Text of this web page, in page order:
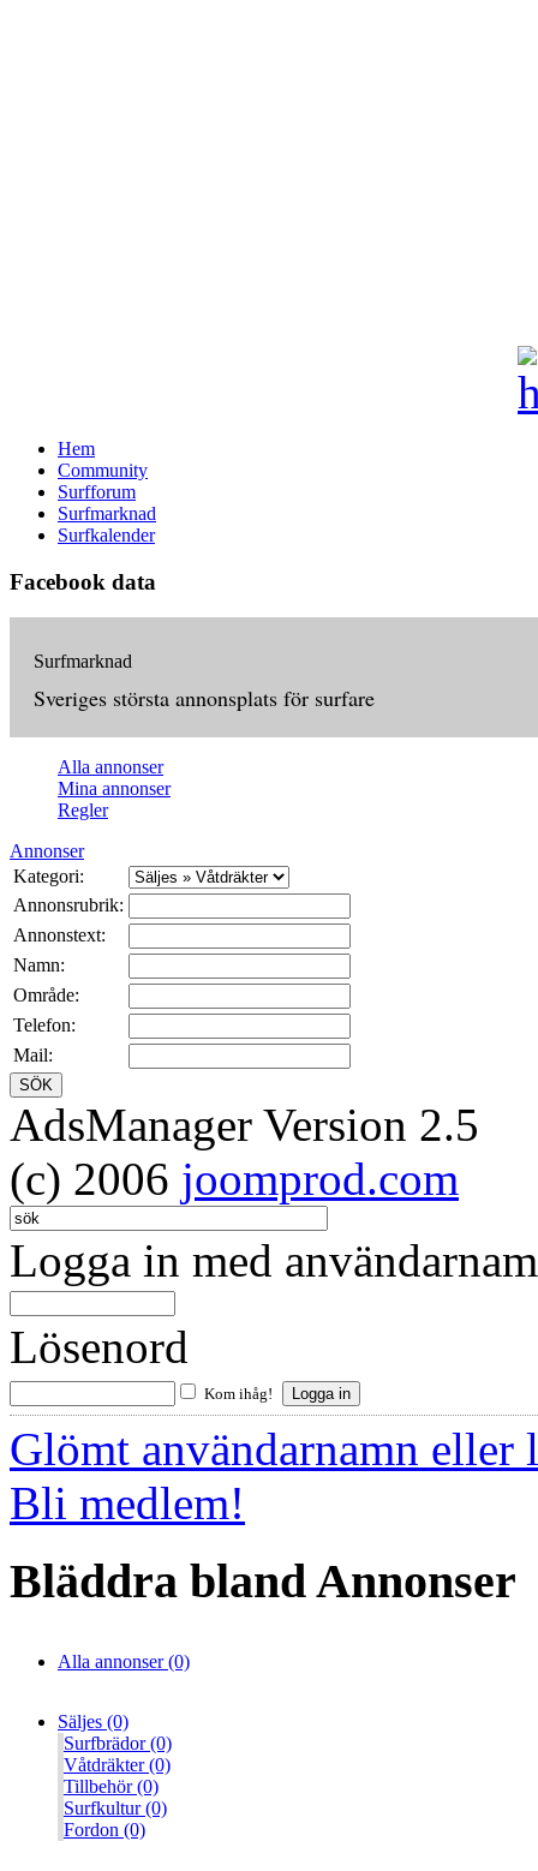
Hem
Community
Surfforum
Surfmarknad
Surfkalender
Facebook data
Surfmarknad
Sveriges största annonsplats för surfare
Alla annonser
Mina annonser
Regler
Annonser
Kategori:
Annonsrubrik:
Annonstext:
Namn:
Område:
Telefon:
Mail:
AdsManager Version 2.5
(c) 2006 joomprod.com
Logga in med
Lösenord
Kom ihåg!
Glömt användarnamn eller
Bli medlem!
Bläddra bland Annonser
Alla annonser (0)
Säljes (0)
Surfbrädor (0)
Våtdräkter (0)
Tillbehör (0)
Surfkultur (0)
Fordon (0)